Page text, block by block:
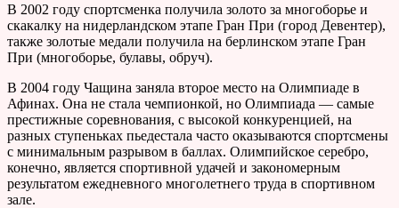
В 2002 году спортсменка получила золото за многоборье и
скакалку на нидерландском этапе Гран При (город Девентер),
также золотые медали получила на берлинском этапе Гран
При (многоборье, булавы, обруч).
В 2004 году Чащина заняла второе место на Олимпиаде в
Афинах. Она не стала чемпионкой, но Олимпиада — самые
престижные соревнования, с высокой конкуренцией, на
разных ступеньках пьедестала часто оказываются спортсмены
с минимальным разрывом в баллах. Олимпийское серебро,
конечно, является спортивной удачей и закономерным
результатом ежедневного многолетнего труда в спортивном
зале.